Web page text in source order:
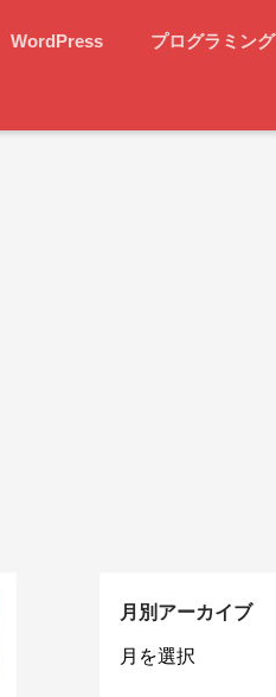
WordPress プログラミング
月別アーカイブ
月